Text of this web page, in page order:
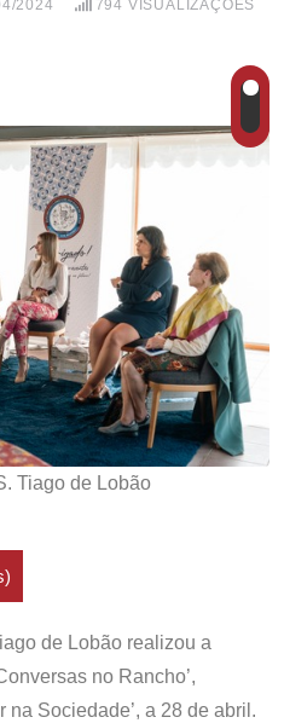
2024 794 VISUALIZAÇÕES
Tiago de Lobão
de Lobão realizou a
no Rancho’,
na Sociedade’, a 28 de abril.